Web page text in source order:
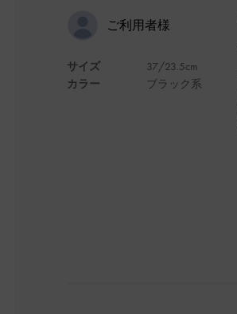
ご利用者様
サイズ
カラー
37/23.5cm
ブラック系